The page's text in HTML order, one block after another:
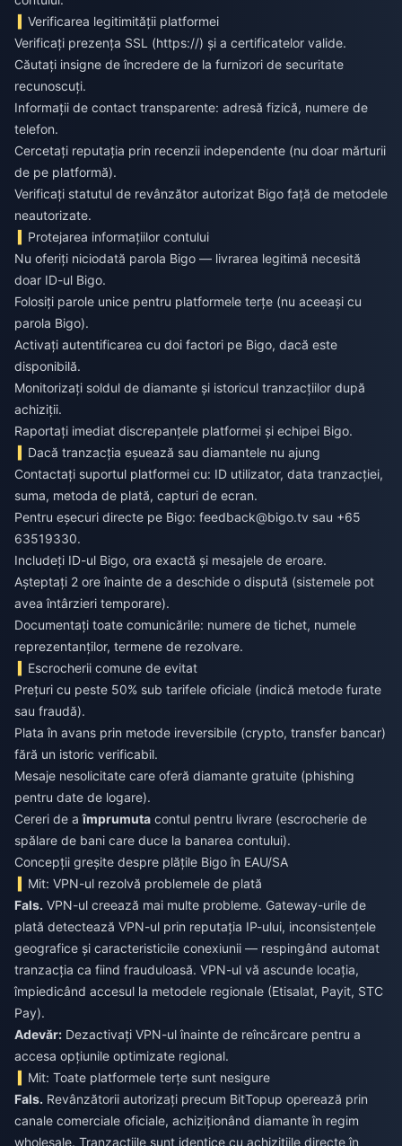
Verificarea legitimității platformei
Verificați prezența SSL (https://) și a certificatelor valide.
Căutați insigne de încredere de la furnizori de securitate
recunoscuți.
Informații de contact transparente: adresă fizică, numere de
telefon.
Cercetați reputația prin recenzii independente (nu doar mărturii
de pe platformă).
Verificați statutul de revânzător autorizat Bigo față de metodele
neautorizate.
Protejarea informațiilor contului
Nu oferiți niciodată parola Bigo — livrarea legitimă necesită
doar ID-ul Bigo.
Folosiți parole unice pentru platformele terțe (nu aceeași cu
parola Bigo).
Activați autentificarea cu doi factori pe Bigo, dacă este
disponibilă.
Monitorizați soldul de diamante și istoricul tranzacțiilor după
achiziții.
Raportați imediat discrepanțele platformei și echipei Bigo.
Dacă tranzacția eșuează sau diamantele nu ajung
Contactați suportul platformei cu: ID utilizator, data tranzacției,
suma, metoda de plată, capturi de ecran.
Pentru eșecuri directe pe Bigo: feedback@bigo.tv sau +65
63519330.
Includeți ID-ul Bigo, ora exactă și mesajele de eroare.
Așteptați 2 ore înainte de a deschide o dispută (sistemele pot
avea întârzieri temporare).
Documentați toate comunicările: numere de tichet, numele
reprezentanților, termene de rezolvare.
Escrocherii comune de evitat
Prețuri cu peste 50% sub tarifele oficiale (indică metode furate
sau fraudă).
Plata în avans prin metode ireversibile (crypto, transfer bancar)
fără un istoric verificabil.
Mesaje nesolicitate care oferă diamante gratuite (phishing
pentru date de logare).
Cereri de aîmprumuta contul pentru livrare (escrocherie de
spălare de bani care duce la banarea contului).
Concepții greșite despre plățile Bigo în EAU/SA
Mit: VPN-ul rezolvă problemele de plată
Fals. VPN-ul creează mai multe probleme. Gateway-urile de
plată detectează VPN-ul prin reputația IP-ului, inconsistențele
geografice și caracteristicile conexiunii — respingând automat
tranzacția ca fiind frauduloasă. VPN-ul vă ascunde locația,
împiedicând accesul la metodele regionale (Etisalat, Payit, STC
Pay).
Adevăr: Dezactivați VPN-ul înainte de reîncărcare pentru a
accesa opțiunile optimizate regional.
Mit: Toate platformele terțe sunt nesigure
Fals. Revânzătorii autorizați precum BitTopup operează prin
canale comerciale oficiale, achiziționând diamante în regim
wholesale. Tranzacțiile sunt identice cu achizițiile directe în